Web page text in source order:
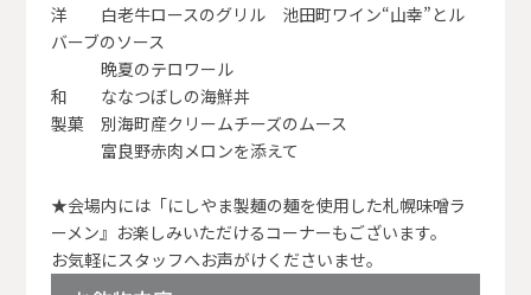
洋 白老牛ロースのグリル 池田町ワイン“山幸”とル
バーブのソース
晩夏のテロワール
和 ななつぼしの海鮮丼
製菓 別海町産クリームチーズのムース
富良野赤肉メロンを添えて
★会場内には「にしやま製麺の麺を使用した札幌味噌ラ
ーメン』お楽しみいただけるコーナーもございます。
お気軽にスタッフへお声がけくださいませ。